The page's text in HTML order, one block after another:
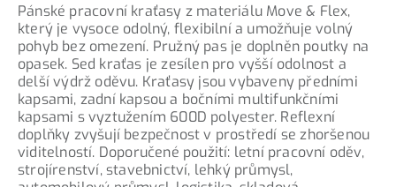
Pánské pracovní kraťasy z materiálu Move & Flex,
který je vysoce odolný, flexibilní a umožňuje volný
pohyb bez omezení. Pružný pas je doplněn poutky na
opasek. Sed kraťas je zesílen pro vyšší odolnost a
delší výdrž oděvu. Kraťasy jsou vybaveny předními
kapsami, zadní kapsou a bočními multifunkčními
kapsami s vyztužením 600D polyester. Reflexní
doplňky zvyšují bezpečnost v prostředí se zhoršenou
viditelností. Doporučené použití: letní pracovní oděv,
strojírenství, stavebnictví, lehký průmysl,